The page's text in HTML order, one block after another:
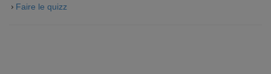
Faire le quizz